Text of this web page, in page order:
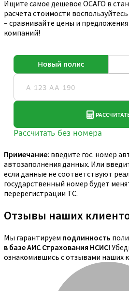
Ищите самое дешевое ОСАГО в
расчета стоимости
– сравнивайте цены и предложения
компаний!
Примечание: введите гос. номер
автозаполнения данных. Или
если данные не соответствуют
государственный номер будет
перерегистрации ТС.
Отзывы наших
Мы гарантируем подлинность
в базе АИС Страхования НСИС!
ознакомившись с отзывами наших